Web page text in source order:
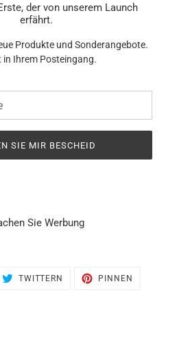
der von unserem Launch
erfährt.
Produkte und Sonderangebote.
in Ihrem Posteingang.
SIE MIR BESCHEID
Sie Werbung
TWITTERN
TWITTER
PINNEN